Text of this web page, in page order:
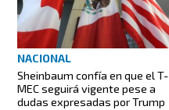
NACIONAL
Sheinbaum confía en que el T-
MEC seguirá vigente pese a
dudas expresadas por Trump